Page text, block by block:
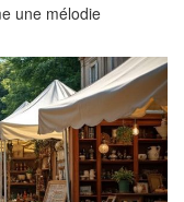
une mélodie